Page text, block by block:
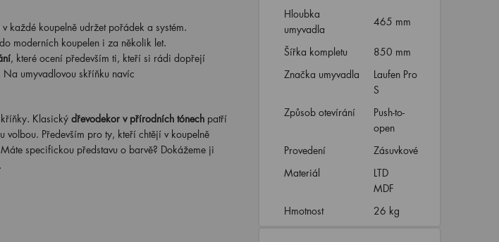
každé koupelně udržet pořádek a systém.
moderních koupelen i za několik let.
, které ocení především ti, kteří si rádi dopřejí
Na umyvadlovou skříňku navíc
Klasický dřevodekor v přírodních tónech patří
Především pro ty, kteří chtějí v koupelně
specifickou představu o barvě? Dokážeme ji
.
Hloubka
umyvadla
465 mm
Šířka kompletu
850 mm
Značka umyvadla
Laufen Pro
S
Způsob otevírání
Push-to-
open
Provedení
Zásuvkové
Materiál
LTD
MDF
Hmotnost
26 kg